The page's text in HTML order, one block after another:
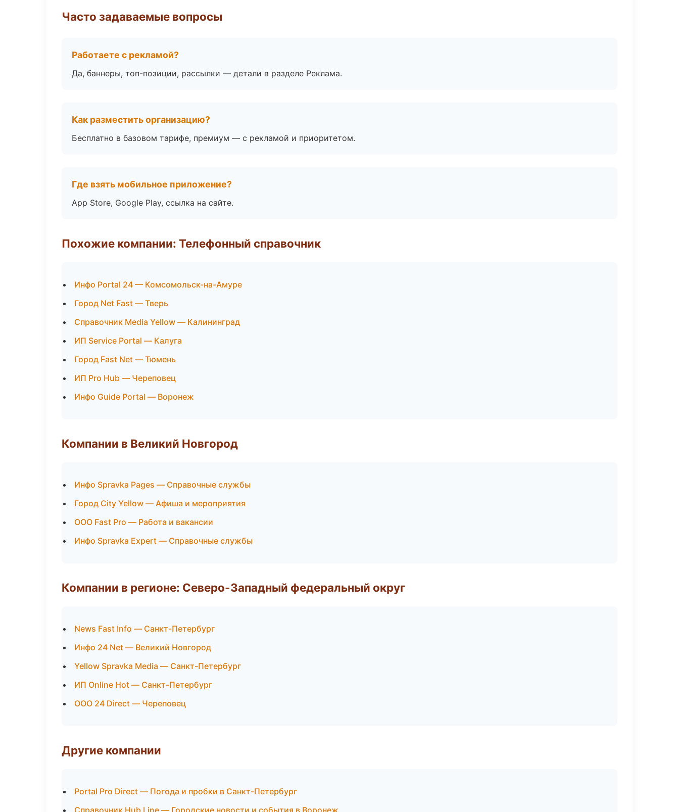
Часто задаваемые вопросы
Работаете с рекламой?
Да, баннеры, топ-позиции, рассылки — детали в разделе Реклама.
Как разместить организацию?
Бесплатно в базовом тарифе, премиум — с рекламой и приоритетом.
Где взять мобильное приложение?
App Store, Google Play, ссылка на сайте.
Похожие компании: Телефонный справочник
Инфо Portal 24 — Комсомольск-на-Амуре
Город Net Fast — Тверь
Справочник Media Yellow — Калининград
ИП Service Portal — Калуга
Город Fast Net — Тюмень
ИП Pro Hub — Череповец
Инфо Guide Portal — Воронеж
Компании в Великий Новгород
Инфо Spravka Pages — Справочные службы
Город City Yellow — Афиша и мероприятия
ООО Fast Pro — Работа и вакансии
Инфо Spravka Expert — Справочные службы
Компании в регионе: Северо-Западный федеральный округ
News Fast Info — Санкт-Петербург
Инфо 24 Net — Великий Новгород
Yellow Spravka Media — Санкт-Петербург
ИП Online Hot — Санкт-Петербург
ООО 24 Direct — Череповец
Другие компании
Portal Pro Direct — Погода и пробки в Санкт-Петербург
Справочник Hub Line — Городские новости и события в Воронеж